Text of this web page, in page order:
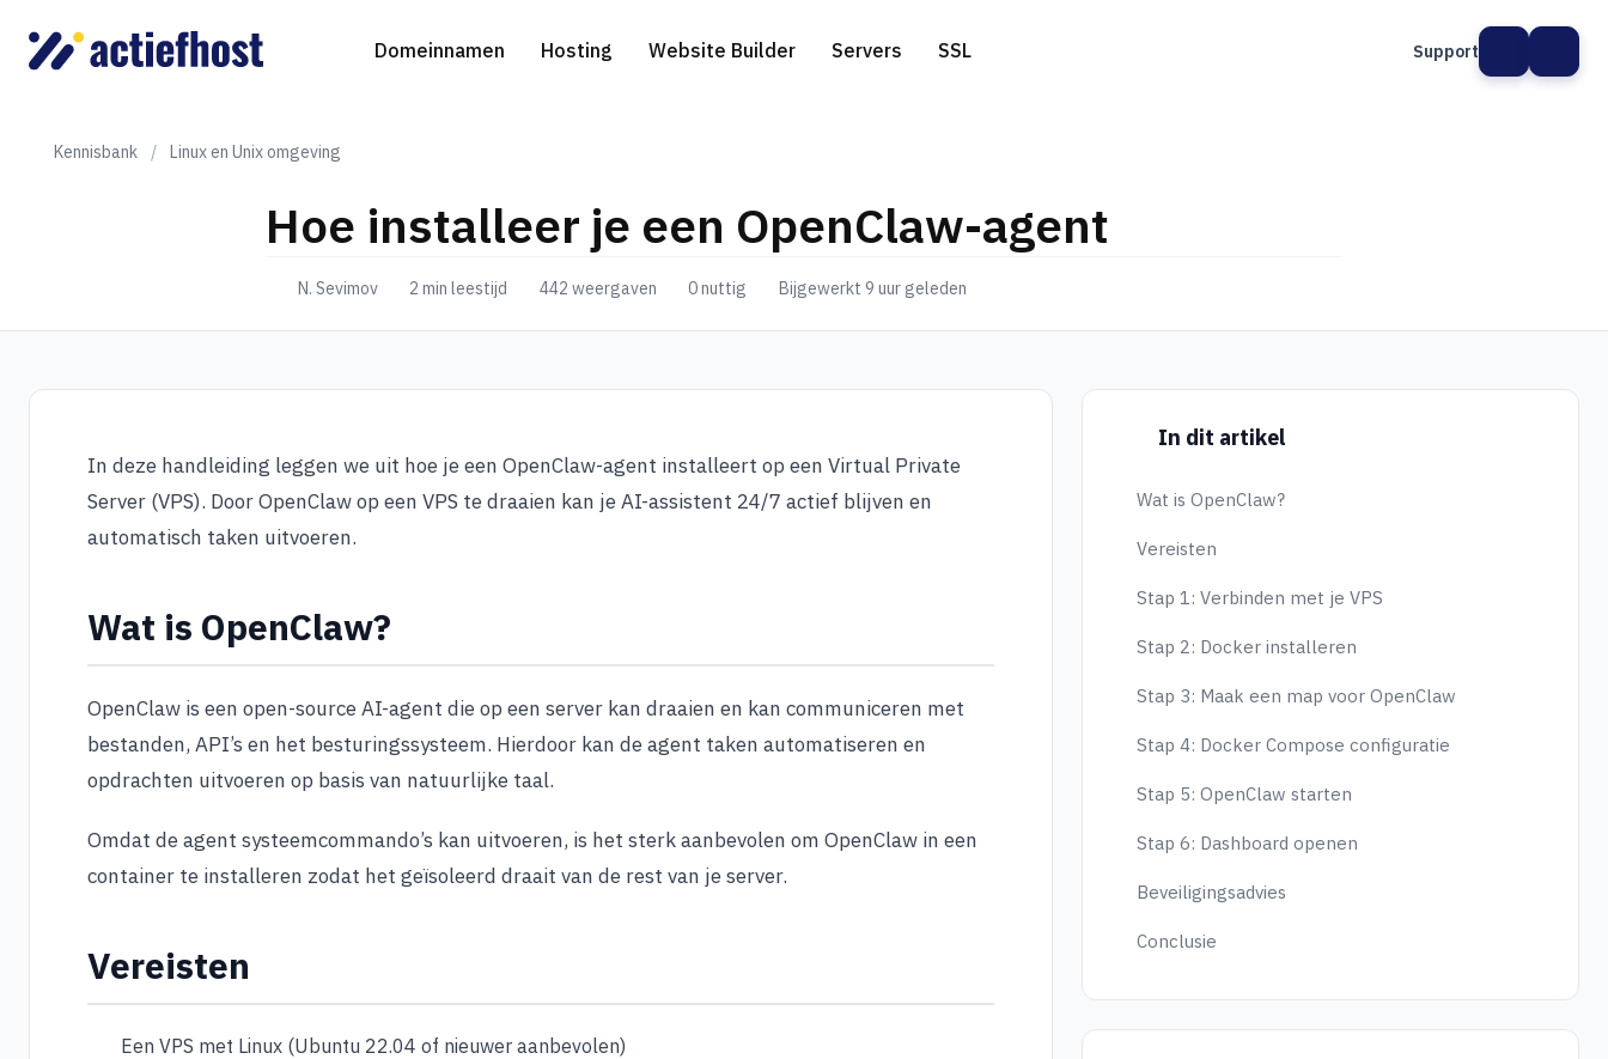
Domeinnamen
Domeinnaam registreren WHOIS .com extensie
Hosting
WordPress Hosting Gratis website migratie
Website Builder Servers
Dedicated Servers
SSL Support
Kennisbank / Linux en Unix omgeving
Hoe installeer je een OpenClaw-agent
N. Sevimov 2 min leestijd 442 weergaven 0 nuttig Bijgewerkt 9 uur geleden
In deze handleiding leggen we uit hoe je een OpenClaw-agent installeert op een Virtual Private
Server (VPS). Door OpenClaw op een VPS te draaien kan je AI-assistent 24/7 actief blijven en
automatisch taken uitvoeren.
Wat is OpenClaw?
OpenClaw is een open-source AI-agent die op een server kan draaien en kan communiceren met
bestanden, API’s en het besturingssysteem. Hierdoor kan de agent taken automatiseren en
opdrachten uitvoeren op basis van natuurlijke taal.
Omdat de agent systeemcommando’s kan uitvoeren, is het sterk aanbevolen om OpenClaw in een
container te installeren zodat het geïsoleerd draait van de rest van je server.
Vereisten
Een VPS met Linux (Ubuntu 22.04 of nieuwer aanbevolen)
In dit artikel
Wat is OpenClaw?
Vereisten
Stap 1: Verbinden met je VPS
Stap 2: Docker installeren
Stap 3: Maak een map voor OpenClaw
Stap 4: Docker Compose configuratie
Stap 5: OpenClaw starten
Stap 6: Dashboard openen
Beveiligingsadvies
Conclusie